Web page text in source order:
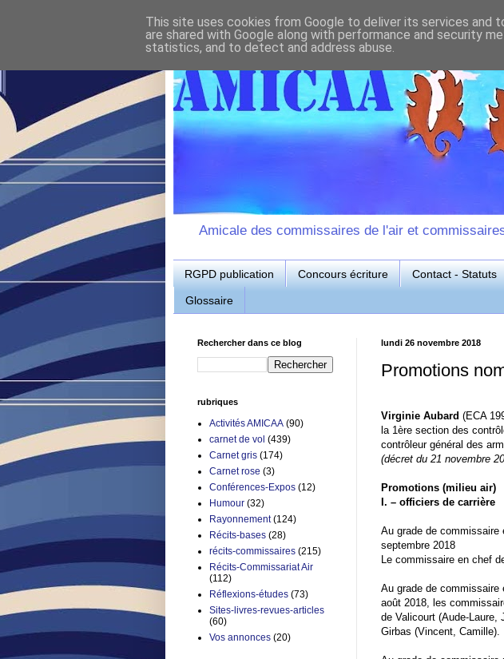
Amicale des commissaires de l'air et
RGPD publication Concours écriture Contact - Statuts
Glossaire
lundi 26 novembre 2018
Promotions
Virginie Aubard (ECA
la 1ère section des
contrôleur général des
(décret du 21 novembre
Promotions (milieu air)
I. – officiers de carrière
Au grade de commissaire
septembre 2018
Le commissaire en chef
Au grade de commissaire
août 2018, les
de Valicourt (Aude-Laure,
Girbas (Vincent, Camille).
Rechercher dans ce blog
rubriques
Activités AMICAA (90)
carnet de vol (439)
Carnet gris (174)
Carnet rose (3)
Conférences-Expos (12)
Humour (32)
Rayonnement (124)
Récits-bases (28)
récits-commissaires (215)
Récits-Commissariat Air
(112)
Réflexions-études (73)
Sites-livres-revues-articles
(60)
Vos annonces (20)
This site uses cookies from Google to deliver its services and
are shared with Google along with performance and security
statistics, and to detect and address abuse.